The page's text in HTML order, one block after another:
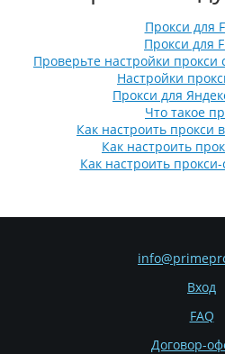
Прокси для
Прокси для
Проверьте настройки прокси
Настройки
Прокси для
Что такое
Как настроить прокси
Как настроить
Как настроить
Вход
FAQ
Договор-